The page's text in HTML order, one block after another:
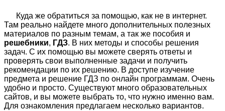
Куда же обратиться за помощью, как не в интернет.
Там реально найдете много дополнительных полезных
материалов по разным темам, а так же пособия и
решебники, ГДЗ. В них методы и способы решения
задач. С их помощью вы можете сверять ответы и
проверять свои выполненные задачи и получить
рекомендации по их решению. В доступе изучение
предмета и решение ГДЗ по онлайн программам. Очень
удобно и просто. Существуют много образовательных
сайтов, и вы можете выбрать то, что нужно именно вам.
Для ознакомления предлагаем несколько вариантов.